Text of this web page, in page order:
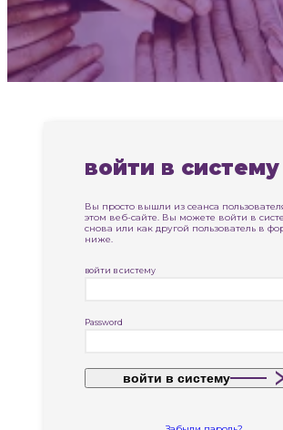
войти в систему
Вы просто вышли из сеанса
этом веб-сайте. Вы можете войти в
снова или как другой пользователь в
ниже.
войти в систему
Password
войти в систему